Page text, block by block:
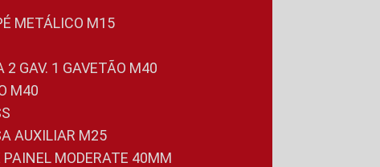
METÁLICO M15
2 GAV. 1 GAVETÃO M40
M40
AUXILIAR M25
PAINEL MODERATE 40MM